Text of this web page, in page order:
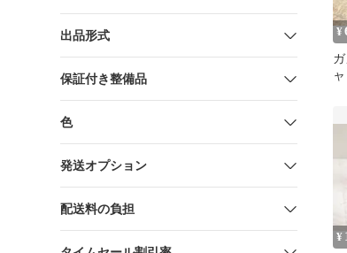
出品形式
保証付き整備品
色
発送オプション
配送料の負担
¥
¥